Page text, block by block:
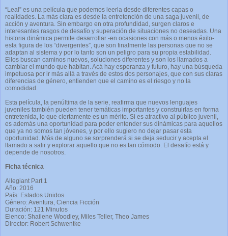
“Leal” es una película que podemos leerla desde diferentes capas o
realidades. La más clara es desde la entretención de una saga juvenil, de
acción y aventura. Sin embargo en otra profundidad, surgen claros e
interesantes rasgos de desafío y superación de situaciones no deseadas. Una
historia dinámica permite desarrollar -en ocasiones con más o menos éxito-
esta figura de los “divergentes”, que son finalmente las personas que no se
adaptan al sistema y por lo tanto son un peligro para su propia estabilidad.
Ellos buscan caminos nuevos, soluciones diferentes y son los llamados a
cambiar el mundo que habitan. Acá hay esperanza y futuro, hay una búsqueda
impetuosa por ir más allá a través de estos dos personajes, que con sus claras
diferencias de género, entienden que el camino es el riesgo y no la
comodidad.
Esta película, la penúltima de la serie, reafirma que nuevos lenguajes
juveniles también pueden tener temáticas importantes y construirlas en forma
entretenida, lo que ciertamente es un mérito. Si es atractivo al público juvenil,
es además una oportunidad para poder entender sus dinámicas para aquellos
que ya no somos tan jóvenes, y por ello sugiero no dejar pasar esta
oportunidad. Más de alguno se sorprenderá si se deja seducir y acepta el
llamado a salir y explorar aquello que no es tan cómodo. El desafío está y
depende de nosotros.
Ficha técnica
Allegiant Part 1
Año: 2016
País: Estados Unidos
Género: Aventura, Ciencia Ficción
Duración: 121 Minutos
Elenco: Shailene Woodley, Miles Teller, Theo James
Director: Robert Schwentke